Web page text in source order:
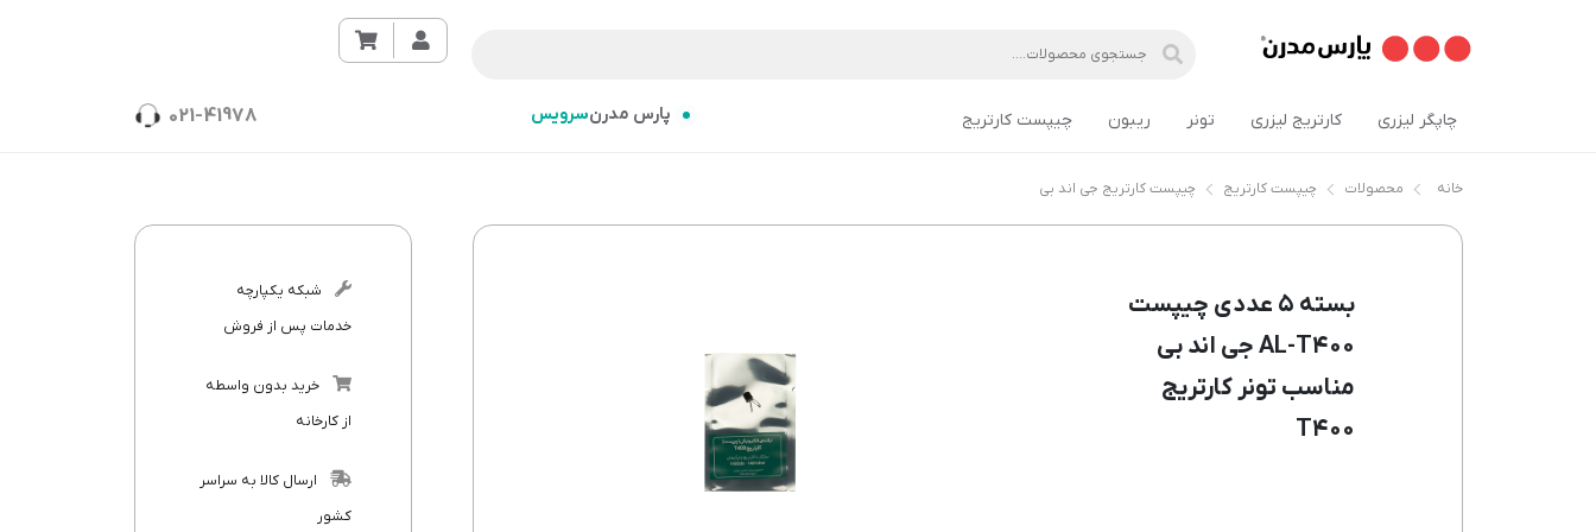
چاپگر لیزری کارتریج لیزری تونر ریبون چیپست کارتریج پارس مدرنسرویس 021-41978
خانه محصولات چیپست کارتریج چیپست کارتریج جی اند بی
بسته ۵ عددی چیپست
AL-T۴۰۰ جی اند بی
مناسب تونر کارتریج
T۴۰۰
شبکه یکپارچه
خدمات پس از فروش
خرید بدون واسطه
از کارخانه
ارسال کالا به سراسر
کشور